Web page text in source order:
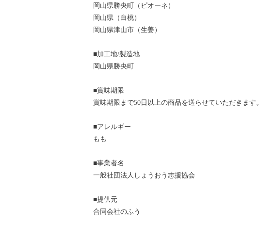
岡山県勝央町（ピオーネ）
岡山県（白桃）
岡山県津山市（生姜）
■加工地/製造地
岡山県勝央町
■賞味期限
賞味期限まで50日以上の商品を送らせていただきます。
■アレルギー
もも
■事業者名
一般社団法人しょうおう志援協会
■提供元
合同会社のふう